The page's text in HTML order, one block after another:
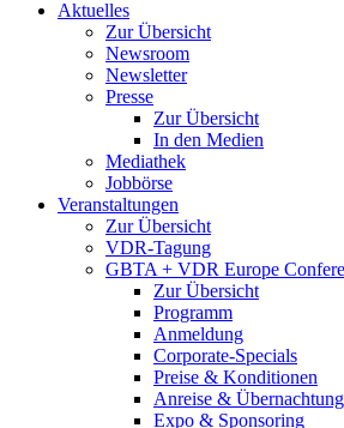
Aktuelles
Zur Übersicht
Newsroom
Newsletter
Presse
Zur Übersicht
In den Medien
Mediathek
Jobbörse
Veranstaltungen
Zur Übersicht
VDR-Tagung
GBTA + VDR Europe
Zur Übersicht
Programm
Anmeldung
Corporate-Specials
Preise & Konditionen
Anreise & Übernachtung
Expo & Sponsoring